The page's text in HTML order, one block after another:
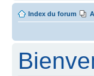
Index du forum